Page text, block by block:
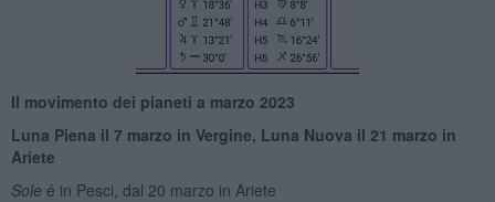
Il movimento dei pianeti a marzo 2023
Luna Piena il 7 marzo in Vergine, Luna Nuova il 21 marzo in
Ariete
Sole é in Pesci, dal 20 marzo in Ariete